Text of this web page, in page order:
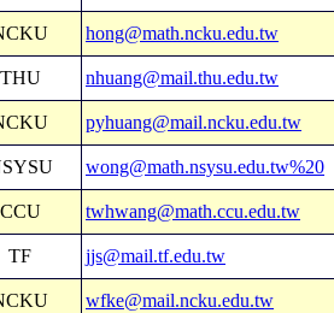
hong@math.ncku.edu.tw
THU nhuang@mail.thu.edu.tw
pyhuang@mail.ncku.edu.tw
wong@math.nsysu.edu.tw%20
CCU twhwang@math.ccu.edu.tw
TF jjs@mail.tf.edu.tw
wfke@mail.ncku.edu.tw